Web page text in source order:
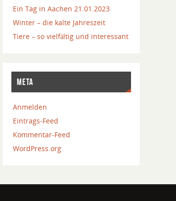
Ein Tag in Aachen 21.01.2023
Winter – die kalte Jahreszeit
Tiere – so vielfältig und interessant
META
Anmelden
Eintrags-Feed
Kommentar-Feed
WordPress.org